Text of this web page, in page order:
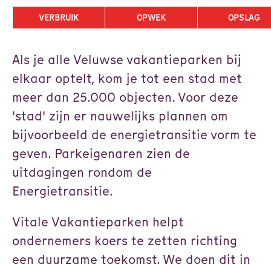
VERBRUIK OPWEK OPSLAG
Als je alle Veluwse vakantieparken bij
elkaar optelt, kom je tot een stad met
meer dan 25.000 objecten. Voor deze
'stad' zijn er nauwelijks plannen om
bijvoorbeeld de energietransitie vorm te
geven. Parkeigenaren zien de
uitdagingen rondom de
Energietransitie.
Vitale Vakantieparken helpt
ondernemers koers te zetten richting
een duurzame toekomst. We doen dit in